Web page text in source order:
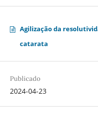
Agilização da
catarata
Publicado
2024-04-23